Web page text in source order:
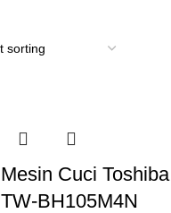
Mesin Cuci Toshiba
TW-BH105M4N